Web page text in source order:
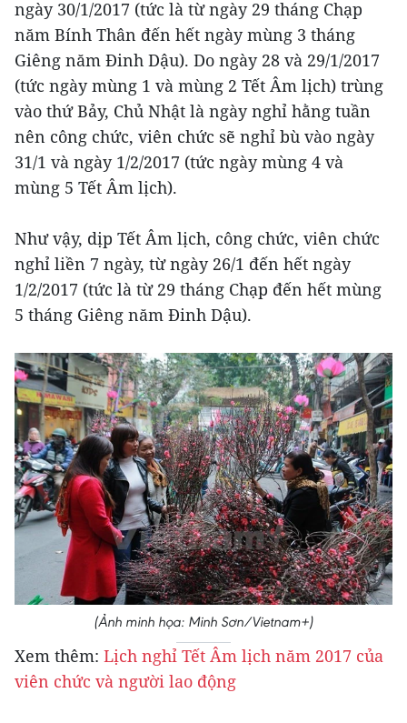
ngày 30/1/2017 (tức là từ ngày 29 tháng Chạp
năm Bính Thân đến hết ngày mùng 3 tháng
Giêng năm Đinh Dậu). Do ngày 28 và 29/1/2017
(tức ngày mùng 1 và mùng 2 Tết Âm lịch) trùng
vào thứ Bảy, Chủ Nhật là ngày nghỉ hằng tuần
nên công chức, viên chức sẽ nghỉ bù vào ngày
31/1 và ngày 1/2/2017 (tức ngày mùng 4 và
mùng 5 Tết Âm lịch).
Như vậy, dịp Tết Âm lịch, công chức, viên chức
nghỉ liền 7 ngày, từ ngày 26/1 đến hết ngày
1/2/2017 (tức là từ 29 tháng Chạp đến hết mùng
5 tháng Giêng năm Đinh Dậu).
(Ảnh minh họa: Minh Sơn/Vietnam+)
Xem thêm: Lịch nghỉ Tết Âm lịch năm 2017 của
viên chức và người lao động